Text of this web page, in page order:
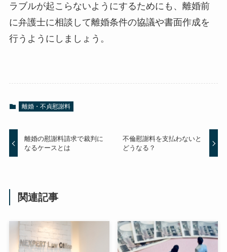
ラブルが起こらないようにするためにも、離婚前
に弁護士に相談して離婚条件の協議や書面作成を
行うようにしましょう。
離婚・不貞慰謝料
離婚の慰謝料請求で裁判に
なるケースとは
不倫慰謝料を支払わないと
どうなる？
関連記事